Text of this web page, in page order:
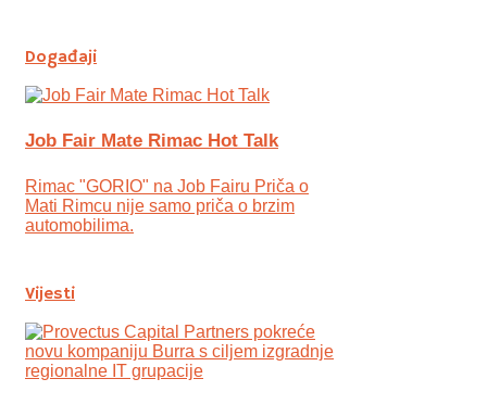
Događaji
Job Fair Mate Rimac Hot Talk
Rimac "GORIO" na Job Fairu Priča o
Mati Rimcu nije samo priča o brzim
automobilima.
Vijesti